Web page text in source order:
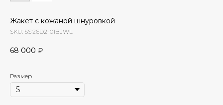
Жакет с кожаной шнуровкой
SKU: SS’26D2-01BJWL
68 000 ₽
Размер